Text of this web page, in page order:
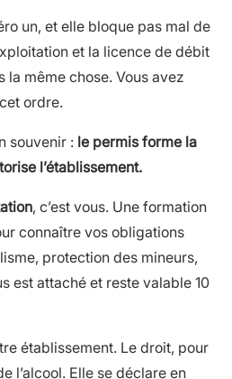
un, et elle bloque pas mal de
et la licence de débit
la même chose. Vous avez
ordre.
souvenir : le permis forme la
l’établissement.
, c’est vous. Une formation
connaître vos obligations
protection des mineurs,
est attaché et reste valable 10
établissement. Le droit, pour
l’alcool. Elle se déclare en